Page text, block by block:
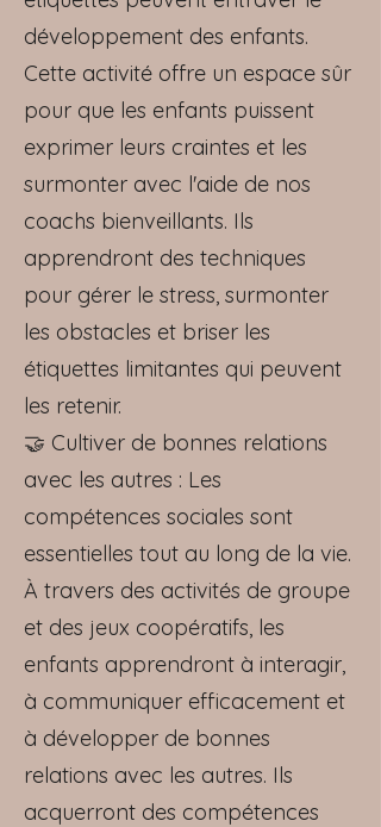
développement des enfants.
Cette activité offre un espace sûr
pour que les enfants puissent
exprimer leurs craintes et les
surmonter avec l'aide de nos
coachs bienveillants. Ils
apprendront des techniques
pour gérer le stress, surmonter
les obstacles et briser les
étiquettes limitantes qui peuvent
les retenir.
🤝 Cultiver de bonnes relations
avec les autres : Les
compétences sociales sont
essentielles tout au long de la vie.
À travers des activités de groupe
et des jeux coopératifs, les
enfants apprendront à interagir,
à communiquer efficacement et
à développer de bonnes
relations avec les autres. Ils
acquerront des compétences